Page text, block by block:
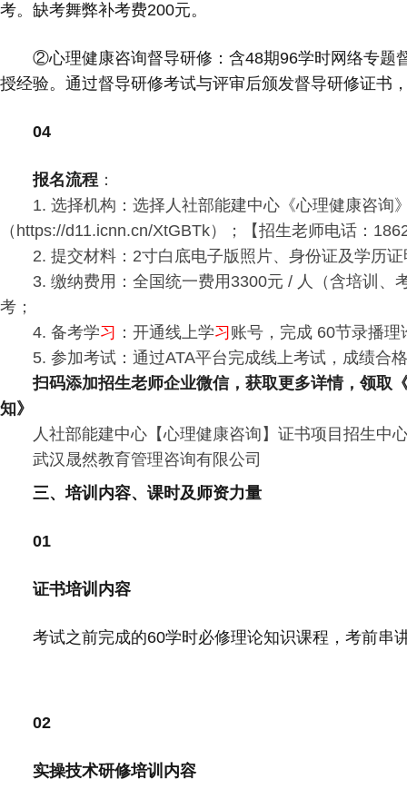
考。缺考舞弊补考费200元。
②心理健康咨询督导研修：含48期96学时网络专题
授经验。通过督导研修考试与评审后颁发督导研修证书
04
报名流程 ：
1. 选择机构：选择人社部能建中心《心理健康咨询
（https://d11.icnn.cn/XtGBTk）；
【招生老师电话：
2. 提交材料：2寸白底电子版照片、身份证及学历
3. 缴纳费用：全国统一费用3300元 / 人（含培训、
考；
4. 备考学习 ：开通线上学习 账号，完成 60节录播
5. 参加考试：通过ATA平台完成线上考试，成绩合
扫码添加招生老师企业微信，获取更多详情，领取
知》
人社部能建中心【心理健康咨询】证书项目招生中
武汉晟然教育管理咨询有限公司
三、培训内容、课时及师资力量
01
证书培训内容
考试之前完成的60学时必修理论知识课程，考前串
02
实操技术研修培训内容